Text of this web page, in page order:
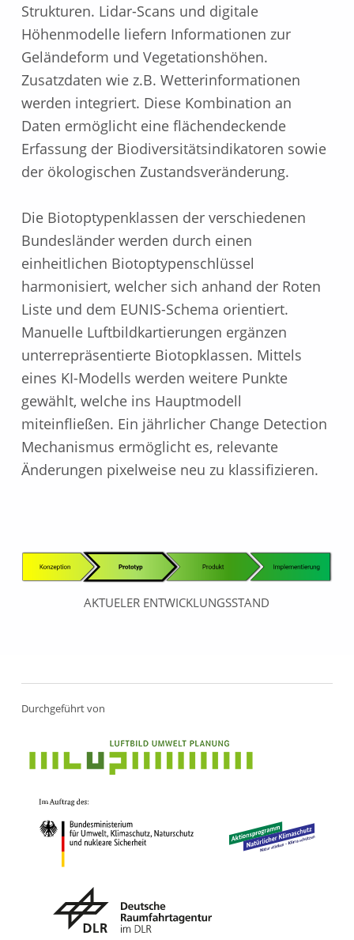
Strukturen. Lidar-Scans und digitale
Höhenmodelle liefern Informationen zur
Geländeform und Vegetationshöhen.
Zusatzdaten wie z.B. Wetterinformationen
werden integriert. Diese Kombination an
Daten ermöglicht eine flächendeckende
Erfassung der Biodiversitätsindikatoren sowie
der ökologischen Zustandsveränderung.
Die Biotoptypenklassen der verschiedenen
Bundesländer werden durch einen
einheitlichen Biotoptypenschlüssel
harmonisiert, welcher sich anhand der Roten
Liste und dem EUNIS-Schema orientiert.
Manuelle Luftbildkartierungen ergänzen
unterrepräsentierte Biotopklassen. Mittels
eines KI-Modells werden weitere Punkte
gewählt, welche ins Hauptmodell
miteinfließen. Ein jährlicher Change Detection
Mechanismus ermöglicht es, relevante
Änderungen pixelweise neu zu klassifizieren.
AKTUELER ENTWICKLUNGSSTAND
Durchgeführt von